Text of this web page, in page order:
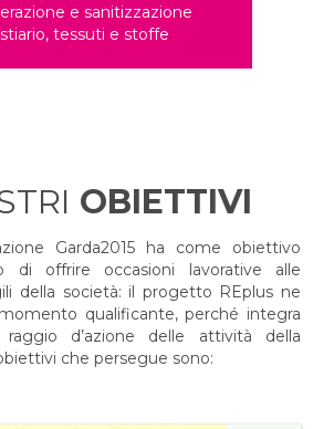
e sanitizzazione
tessuti e stoffe
OBIETTIVI
Garda2015 ha come obiettivo
di offrire occasioni lavorative alle
della società: il progetto REplus ne
qualificante, perché integra
d’azione delle attività della
che persegue sono: